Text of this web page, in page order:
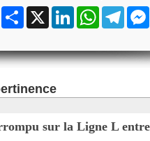
Partager
X LinkedInWhatsApp
sur la Ligne L